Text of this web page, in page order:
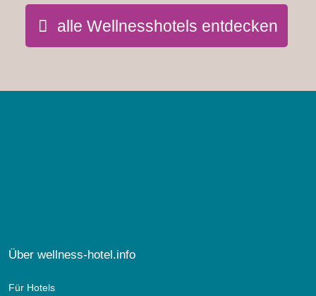
alle Wellnesshotels entdecken
Über wellness-hotel.info
Für Hotels